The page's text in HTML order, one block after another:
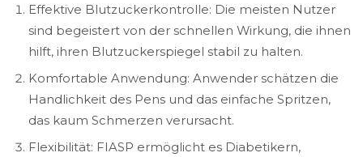
Effektive Blutzuckerkontrolle: Die meisten Nutzer
sind begeistert von der schnellen Wirkung, die ihnen
hilft, ihren Blutzuckerspiegel stabil zu halten.
Komfortable Anwendung: Anwender schätzen die
Handlichkeit des Pens und das einfache Spritzen,
das kaum Schmerzen verursacht.
Flexibilität: FIASP ermöglicht es Diabetikern,